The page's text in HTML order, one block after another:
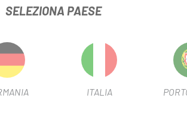
SUL PRODOTTO
SELEZIONA PAESE
ITALIA